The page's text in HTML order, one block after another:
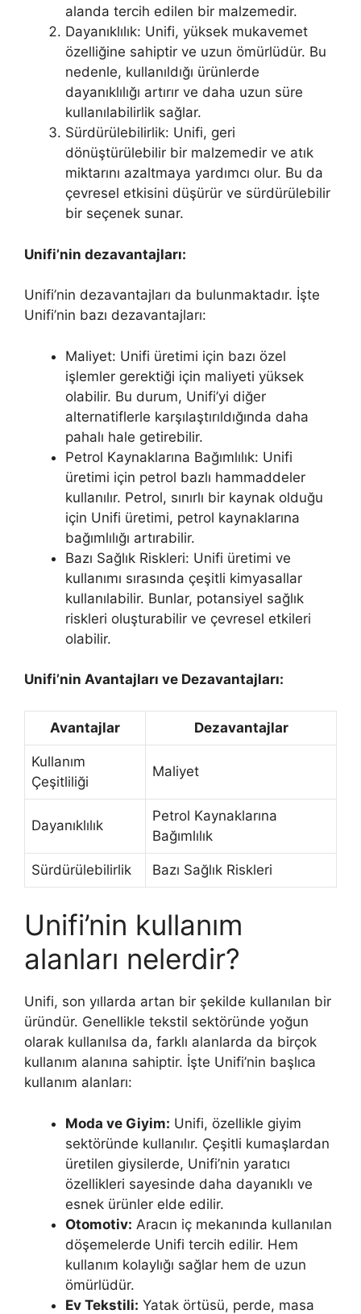
alanda tercih edilen bir malzemedir.
Dayanıklılık: Unifi, yüksek mukavemet
özelliğine sahiptir ve uzun ömürlüdür. Bu
nedenle, kullanıldığı ürünlerde
dayanıklılığı artırır ve daha uzun süre
kullanılabilirlik sağlar.
Sürdürülebilirlik: Unifi, geri
dönüştürülebilir bir malzemedir ve atık
miktarını azaltmaya yardımcı olur. Bu da
çevresel etkisini düşürür ve sürdürülebilir
bir seçenek sunar.
Unifi’nin dezavantajları:
Unifi’nin dezavantajları da bulunmaktadır. İşte
Unifi’nin bazı dezavantajları:
Maliyet: Unifi üretimi için bazı özel
işlemler gerektiği için maliyeti yüksek
olabilir. Bu durum, Unifi’yi diğer
alternatiflerle karşılaştırıldığında daha
pahalı hale getirebilir.
Petrol Kaynaklarına Bağımlılık: Unifi
üretimi için petrol bazlı hammaddeler
kullanılır. Petrol, sınırlı bir kaynak olduğu
için Unifi üretimi, petrol kaynaklarına
bağımlılığı artırabilir.
Bazı Sağlık Riskleri: Unifi üretimi ve
kullanımı sırasında çeşitli kimyasallar
kullanılabilir. Bunlar, potansiyel sağlık
riskleri oluşturabilir ve çevresel etkileri
olabilir.
Unifi’nin Avantajları ve Dezavantajları:
Avantajlar Dezavantajlar
Kullanım
Çeşitliliği
Maliyet
Dayanıklılık
Petrol Kaynaklarına
Bağımlılık
Sürdürülebilirlik Bazı Sağlık Riskleri
Unifi’nin kullanım
alanları nelerdir?
Unifi, son yıllarda artan bir şekilde kullanılan bir
üründür. Genellikle tekstil sektöründe yoğun
olarak kullanılsa da, farklı alanlarda da birçok
kullanım alanına sahiptir. İşte Unifi’nin başlıca
kullanım alanları:
Moda ve Giyim: Unifi, özellikle giyim
sektöründe kullanılır. Çeşitli kumaşlardan
üretilen giysilerde, Unifi’nin yaratıcı
özellikleri sayesinde daha dayanıklı ve
esnek ürünler elde edilir.
Otomotiv: Aracın iç mekanında kullanılan
döşemelerde Unifi tercih edilir. Hem
kullanım kolaylığı sağlar hem de uzun
ömürlüdür.
Ev Tekstili: Yatak örtüsü, perde, masa